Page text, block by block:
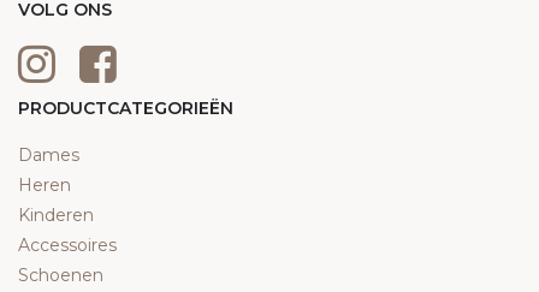
VOLG ONS
PRODUCTCATEGORIEËN
Dames
Heren
Kinderen
Accessoires
Schoenen